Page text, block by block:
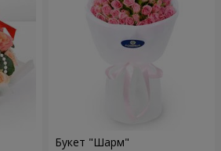
Букет "Шарм"